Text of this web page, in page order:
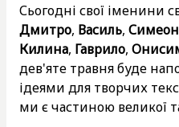
Сьогодні свої іменини
Дмитро, Василь, Симеон
Килина, Гаврило,
дев'яте травня буде
ідеями для творчих
ми є частиною великої та